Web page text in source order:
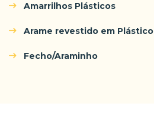
Amarrilhos Plásticos
Arame revestido em Plástico
Fecho/Araminho